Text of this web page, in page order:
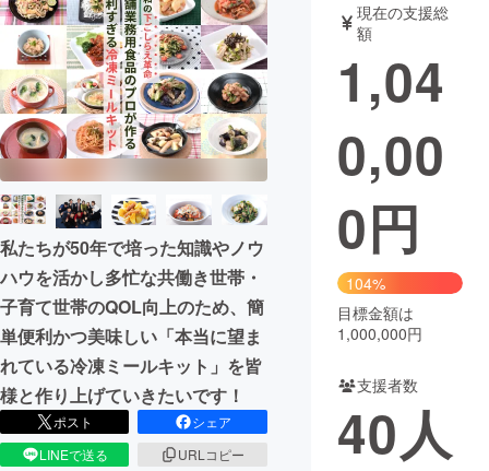
テクノロジー・ガジェット
映像・映画 書籍・雑誌
ビジネス・起業 チャレンジ
まちづくり・地域活性化
CAMPFIRE for Social Good
CAMPFIRE Creation
CAMPFIREふるさと納税machi-ya コミュニティ
私たちが50年で培った知識やノウ
ハウを活かし多忙な共働き世帯・
子育て世帯のQOL向上のため、簡
単便利かつ美味しい「本当に望ま
れている冷凍ミールキット」を皆
様と作り上げていきたいです！
ポスト
シェア
LINEで送る
URLコピー
現在の支援総
額
1,04
0,00
0円
104%
目標金額は
1,000,000円
支援者数
40人